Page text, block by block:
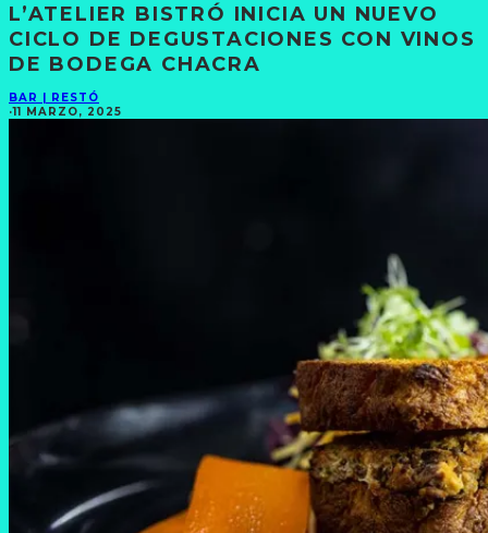
L’ATELIER BISTRÓ INICIA UN NUEVO
CICLO DE DEGUSTACIONES CON VINOS
DE BODEGA CHACRA
BAR | RESTÓ
·11 MARZO, 2025